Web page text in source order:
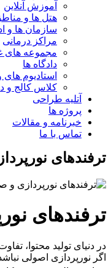
آموزش آنلاین
هتل ها و
سازمان ها و
مراکز درمانی
مجموعه های
دادگاه ها
استادیوم
کلاس کالج و
آتلیه طراحی
پروژه ها
خبرنامه و مقالات
تماس با ما
ترفندهای
ترفندهای
در دنیای تولید محتوا،
اگر نورپردازی اصولی